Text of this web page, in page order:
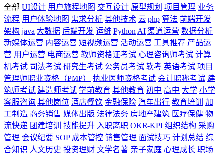
全部 UI设计 用户旅程地图 交互设计 原型规划 项目管理 业务
流程 用户体验地图 需求分析 其他技术 云 php 算法 前端开发
架构 java 大数据 后端开发 运维 Python AI 渠道运营 数据分析
新媒体运营 内容运营 短视频运营 活动运营 工具推荐 产品运
营 用户运营 电商运营 教师资格证考试 心理咨询师考试 计算
机考试 司法考试 研究生考试 公务员考试 软考 英语考试 项目
管理师职业资格（PMP）
执业医师资格考试 会计职称考试 建
筑师考试 建造师考试 学前教育 其他教育 初中 高中 大学 小学
客服咨询 其他岗位 酒店餐饮 金融保险 汽车出行 教育培训
加
工制造 商务销售 媒体出版 法律法务 房地产建筑 医疗保健 物
流快递 团建培训 技能提升 入职离职 OKR-KPI 组织结构 采购
管理 会议纪要 SOP 成本管控 销售管理 面试技巧 计划总结 综
合知识 人文历史 投资理财 文学名著 亲子家庭 心理成长 职场